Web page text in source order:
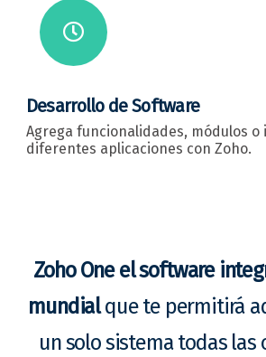
Desarrollo de Software
Agrega funcionalidades, módulos o
diferentes aplicaciones con Zoho.
Zoho One el software
mundialque te permitirá
un solo sistema todas las